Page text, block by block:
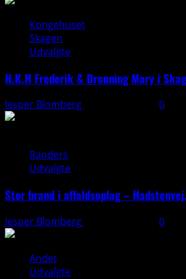
Kongehuset
Skagen
Udvalgte
H.K.H Frederik & Dronning Mary i
Jesper Blomberg 0
Randers
Udvalgte
Stor brand i affaldsoplag –
Jesper Blomberg 0
Andet
Udvalgte